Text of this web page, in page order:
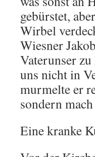
gebürstet,
Wirbel
Wiesner
Vaterunser
uns nicht in
murmelte er
sondern
Eine kranke